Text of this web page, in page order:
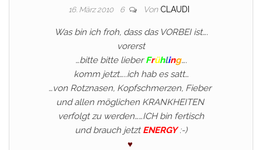
16. März 2010 6 Von CLAUDI
Was bin ich froh, dass das VORBEI ist….
vorerst
…bitte bitte lieberFrühling….
komm jetzt…..ich hab es satt…
…von Rotznasen, Kopfschmerzen, Fieber
und allen möglichen KRANKHEITEN
verfolgt zu werden……ICH bin fertisch
und brauch jetztENERGY:-)
♥